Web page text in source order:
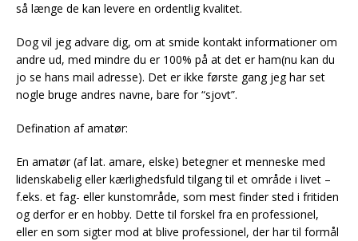
så længe de kan levere en ordentlig kvalitet.
Dog vil jeg advare dig, om at smide kontakt informationer om
andre ud, med mindre du er 100% på at det er ham(nu kan du
jo se hans mail adresse). Det er ikke første gang jeg har set
nogle bruge andres navne, bare for “sjovt”.
Defination af amatør:
En amatør (af lat. amare, elske) betegner et menneske med
lidenskabelig eller kærlighedsfuld tilgang til et område i livet –
f.eks. et fag- eller kunstområde, som mest finder sted i fritiden
og derfor er en hobby. Dette til forskel fra en professionel,
eller en som sigter mod at blive professionel, der har til formål